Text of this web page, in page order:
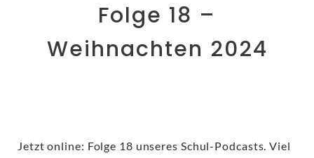
Folge 18 –
Weihnachten 2024
Jetzt online: Folge 18 unseres Schul-Podcasts. Viel